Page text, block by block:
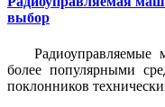
выбор
Радиоуправляемые
более популярными
поклонников